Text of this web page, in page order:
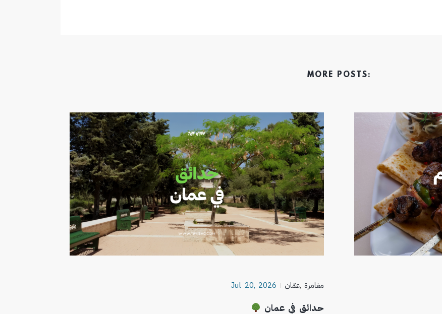
MORE POSTS:
Jul 20, 2026 عمّان, مغامرة
حدائق في عمان